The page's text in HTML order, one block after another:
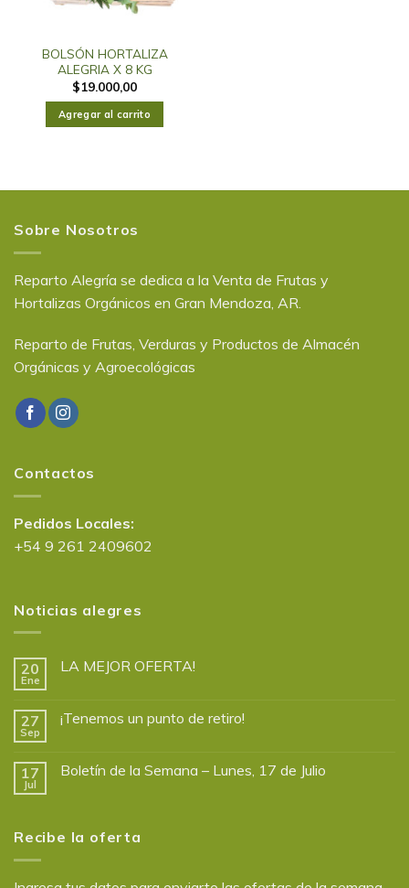
BOLSÓN HORTALIZA
ALEGRIA X 8 KG
$19.000,00
Agregar al carrito
Sobre Nosotros
Reparto Alegría se dedica a la Venta de Frutas y
Hortalizas Orgánicos en Gran Mendoza, AR.
Reparto de Frutas, Verduras y Productos de Almacén
Orgánicas y Agroecológicas
Contactos
Pedidos Locales:
+54 9 261 2409602
Noticias alegres
20
Ene
LA MEJOR OFERTA!
27
Sep
¡Tenemos un punto de retiro!
17
Jul
Boletín de la Semana – Lunes, 17 de Julio
Recibe la oferta